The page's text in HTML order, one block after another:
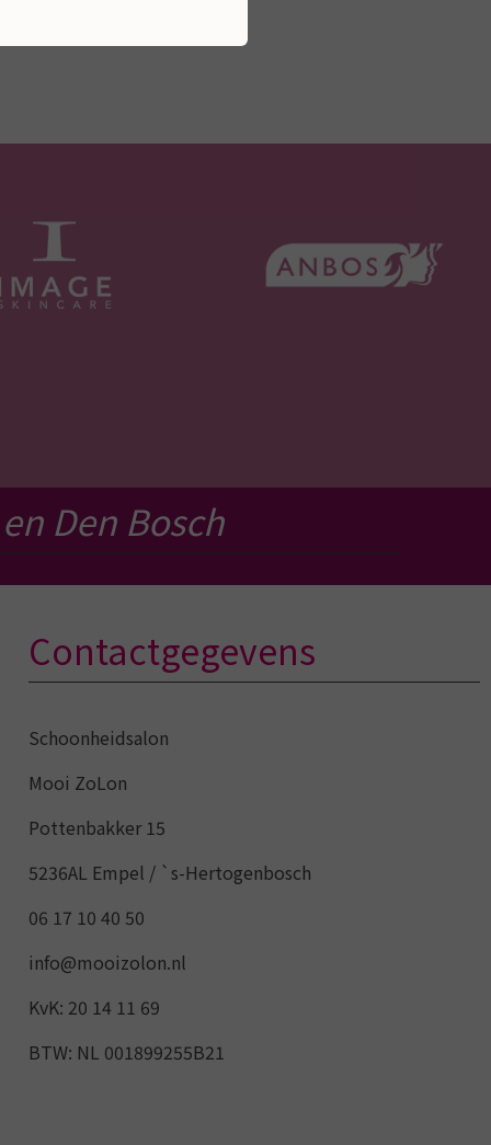
Den Bosch
Contactgegevens
Schoonheidsalon
Mooi ZoLon
Pottenbakker 15
5236AL Empel / `s-Hertogenbosch
06 17 10 40 50
info@mooizolon.nl
KvK: 20 14 11 69
BTW: NL 001899255B21